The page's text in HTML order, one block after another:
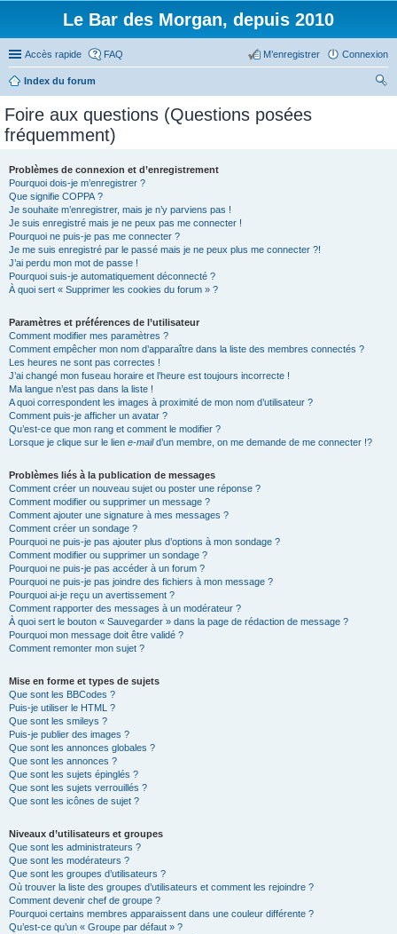
Le Bar des Morgan, depuis 2010
Accès rapide FAQ Connexion
M’enregistrer
Index du forum
Foire aux questions (Questions posées
fréquemment)
Problèmes de connexion et d’enregistrement
Pourquoi dois-je m’enregistrer ?
Que signifie COPPA ?
Je souhaite m’enregistrer, mais je n’y parviens pas !
Je suis enregistré mais je ne peux pas me connecter !
Pourquoi ne puis-je pas me connecter ?
Je me suis enregistré par le passé mais je ne peux plus me connecter ?!
J’ai perdu mon mot de passe !
Pourquoi suis-je automatiquement déconnecté ?
À quoi sert « Supprimer les cookies du forum » ?
Paramètres et préférences de l’utilisateur
Comment modifier mes paramètres ?
Comment empêcher mon nom d’apparaître dans la liste des membres connectés ?
Les heures ne sont pas correctes !
J’ai changé mon fuseau horaire et l’heure est toujours incorrecte !
Ma langue n’est pas dans la liste !
A quoi correspondent les images à proximité de mon nom d’utilisateur ?
Comment puis-je afficher un avatar ?
Qu’est-ce que mon rang et comment le modifier ?
Lorsque je clique sur le lien e-maild’un membre, on me demande de me connecter !?
Problèmes liés à la publication de messages
Comment créer un nouveau sujet ou poster une réponse ?
Comment modifier ou supprimer un message ?
Comment ajouter une signature à mes messages ?
Comment créer un sondage ?
Pourquoi ne puis-je pas ajouter plus d’options à mon sondage ?
Comment modifier ou supprimer un sondage ?
Pourquoi ne puis-je pas accéder à un forum ?
Pourquoi ne puis-je pas joindre des fichiers à mon message ?
Pourquoi ai-je reçu un avertissement ?
Comment rapporter des messages à un modérateur ?
À quoi sert le bouton « Sauvegarder » dans la page de rédaction de message ?
Pourquoi mon message doit être validé ?
Comment remonter mon sujet ?
Mise en forme et types de sujets
Que sont les BBCodes ?
Puis-je utiliser le HTML ?
Que sont les smileys ?
Puis-je publier des images ?
Que sont les annonces globales ?
Que sont les annonces ?
Que sont les sujets épinglés ?
Que sont les sujets verrouillés ?
Que sont les icônes de sujet ?
Niveaux d’utilisateurs et groupes
Que sont les administrateurs ?
Que sont les modérateurs ?
Que sont les groupes d’utilisateurs ?
Où trouver la liste des groupes d’utilisateurs et comment les rejoindre ?
Comment devenir chef de groupe ?
Pourquoi certains membres apparaissent dans une couleur différente ?
Qu’est-ce qu’un « Groupe par défaut » ?